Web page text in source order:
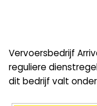
Vervoersbedrijf
reguliere
dit bedrijf valt